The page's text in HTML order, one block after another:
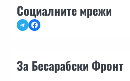
Социалните мрежи
TelegramFacebook
За Бесарабски Фронт